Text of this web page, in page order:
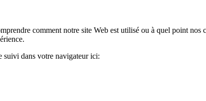
comment notre site Web est utilisé ou à quel point nos
suivi dans votre navigateur ici: